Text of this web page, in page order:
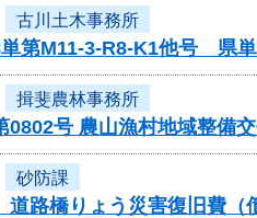
古川土木事務所
単第M11-3-R8-K1他号 県
揖斐農林事務所
0802号 農山漁村地域整備
砂防課
道路橋りょう災害復旧費